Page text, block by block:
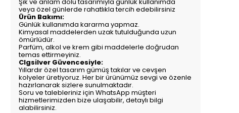
veya özel günlerde rahatlıkla tercih edebilirsiniz
Ürün Bakımı:
Günlük kullanımda kararma yapmaz.
Kimyasal maddelerden uzak tutulduğunda uzun
ömürlüdür.
Parfüm, alkol ve krem gibi maddelerle doğrudan
temas ettirmeyiniz.
Clgsilver Güvencesiyle:
Yıllardır özel tasarım gümüş takılar ve cevşen
kolyeler üretiyoruz. Her bir ürünümüz sevgi ve özenle
hazırlanarak sizlere sunulmaktadır.
Soru ve talebleriniz için WhatsApp müşteri
hizmetlerimizden bize ulaşabilir, detaylı bilgi
alabilirsiniz.